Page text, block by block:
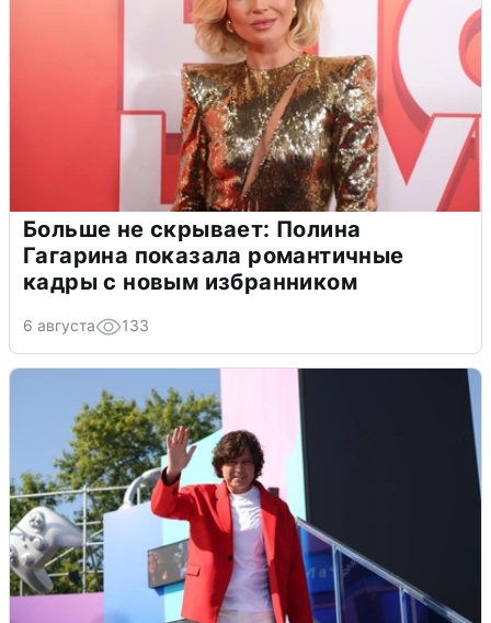
Больше не скрывает: Полина
Гагарина показала романтичные
кадры с новым избранником
6 августа 133